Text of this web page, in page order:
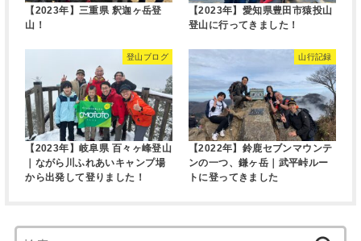
【2023年】三重県 釈迦ヶ岳登
山！
【2023年】愛知県豊田市猿投山
登山に行ってきました！
登山ブログ
【2023年】岐阜県 百々ヶ峰登山
｜ながら川ふれあいキャンプ場
から出発して登りました！
山行記録
【2022年】鈴鹿セブンマウンテ
ンの一つ、鎌ヶ岳｜武平峠ルー
トに登ってきました